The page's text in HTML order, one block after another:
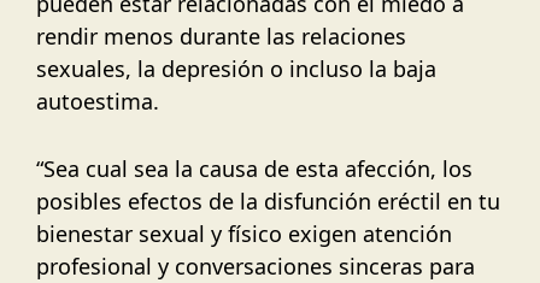
rendir menos durante las relaciones
sexuales, la depresión o incluso la baja
autoestima.
“Sea cual sea la causa de esta afección, los
posibles efectos de la disfunción eréctil en tu
bienestar sexual y físico exigen atención
profesional y conversaciones sinceras para